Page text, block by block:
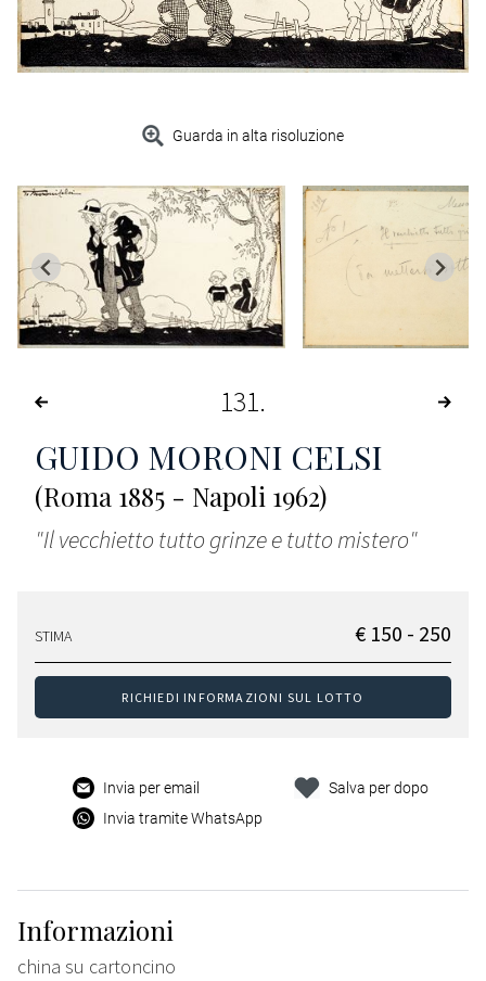
Guarda in alta risoluzione
131
GUIDO MORONI CELSI
(Roma 1885 - Napoli 1962)
"Il vecchietto tutto grinze e tutto mistero"
STIMA € 150 - 250
RICHIEDI INFORMAZIONI SUL LOTTO
Invia per email
Invia tramite WhatsApp
Salva per dopo
Informazioni
china su cartoncino